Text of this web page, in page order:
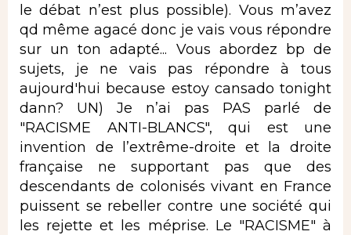
le débat n’est plus possible). Vous m’avez
qd même agacé donc je vais vous répondre
sur un ton adapté... Vous abordez bp de
sujets, je ne vais pas répondre à tous
aujourd'hui because estoy cansado tonight
dann? UN) Je n’ai pas PAS parlé de
"RACISME ANTI-BLANCS", qui est une
invention de l’extrême-droite et la droite
française ne supportant pas que des
descendants de colonisés vivant en France
puissent se rebeller contre une société qui
les rejette et les méprise. Le "RACISME" à